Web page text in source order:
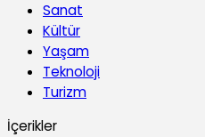
Sanat
Kültür
Yaşam
Teknoloji
Turizm
İçerikler